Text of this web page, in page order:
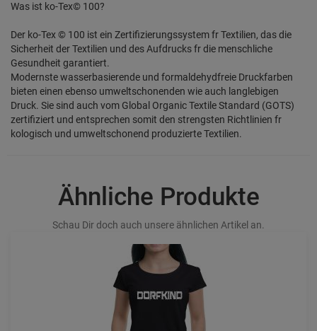
Was ist ko-Tex© 100?
Der ko-Tex © 100 ist ein Zertifizierungssystem fr Textilien, das die
Sicherheit der Textilien und des Aufdrucks fr die menschliche
Gesundheit garantiert.
Modernste wasserbasierende und formaldehydfreie Druckfarben
bieten einen ebenso umweltschonenden wie auch langlebigen
Druck. Sie sind auch vom Global Organic Textile Standard (GOTS)
zertifiziert und entsprechen somit den strengsten Richtlinien fr
kologisch und umweltschonend produzierte Textilien.
Ähnliche Produkte
Schau Dir doch auch unsere ähnlichen Artikel an.